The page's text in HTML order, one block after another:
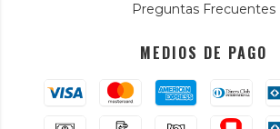
Preguntas Frecuentes
MEDIOS DE PAGO